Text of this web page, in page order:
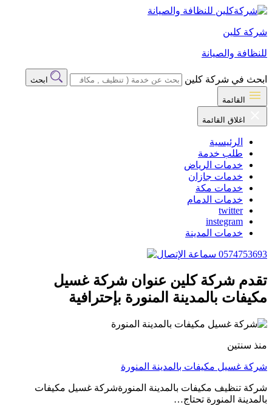
شركة كلين
للنظافة والصيانة
ابحث في شركة كلين ابحث
القائمة
اغلاق القائمة
الرئيسية
طلب خدمة
خدمات الرياض
خدمات جازان
خدمات مكة
خدمات الدمام
twitter
instegram
خدمات المدينة
0574753693
تقدم شركة كلين عنوان شركة غسيل
مكيفات بالمدينة المنورة بإحترافية
منذ سنتين
شركة غسيل مكيفات بالمدينة المنورة
شركة تنظيف مكيفات بالمدينة المنورةشركة غسيل مكيفات
بالمدينة المنورة تحتاج…